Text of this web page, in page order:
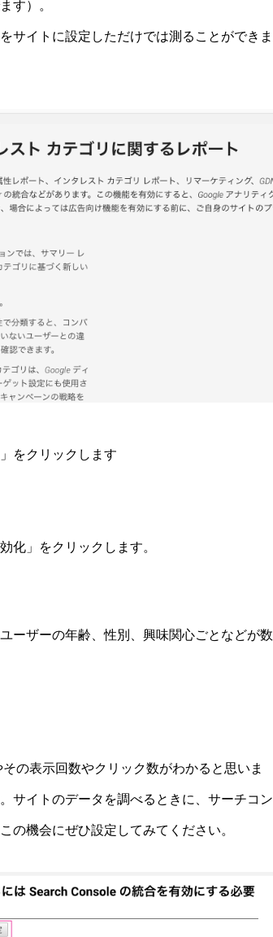
す）。
サイトに設定しただけでは測ることができま
をクリックします
化」をクリックします。
ーザーの年齢、性別、興味関心ごとなどが数
の表示回数やクリック数がわかると思いま
サイトのデータを調べるときに、サーチコン
の機会にぜひ設定してみてください。